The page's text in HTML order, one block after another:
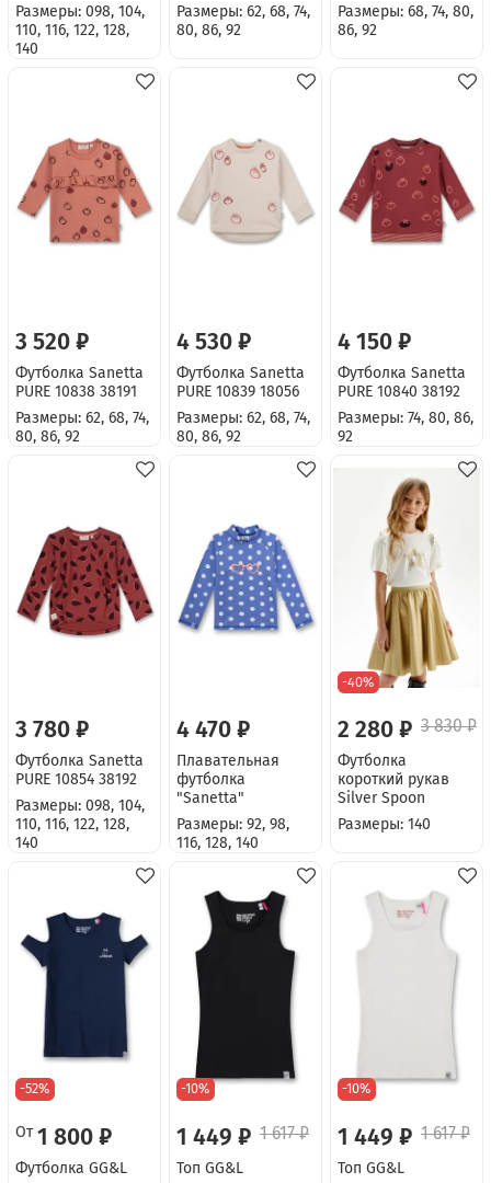
Размеры: 098, 104,
110, 116, 122, 128,
140
Размеры: 62, 68, 74,
80, 86, 92
Размеры: 68, 74, 80,
86, 92
3 520 ₽
Футболка Sanetta
PURE 10838 38191
Размеры: 62, 68, 74,
80, 86, 92
4 530 ₽
Футболка Sanetta
PURE 10839 18056
Размеры: 62, 68, 74,
80, 86, 92
4 150 ₽
Футболка Sanetta
PURE 10840 38192
Размеры: 74, 80, 86,
92
3 780 ₽
Футболка Sanetta
PURE 10854 38192
Размеры: 098, 104,
110, 116, 122, 128,
140
4 470 ₽
Плавательная
футболка
"Sanetta"
Размеры: 92, 98,
116, 128, 140
-40%
2 280 ₽ 3 830 ₽
Футболка
короткий рукав
Silver Spoon
Размеры: 140
-52%
От 1 800 ₽
Футболка GG&L
-10%
1 449 ₽ 1 617 ₽
Топ GG&L
-10%
1 449 ₽ 1 617 ₽
Топ GG&L